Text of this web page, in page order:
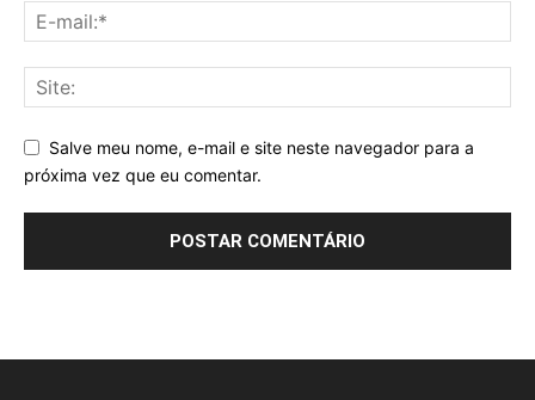
Salve meu nome, e-mail e site neste navegador para a
próxima vez que eu comentar.